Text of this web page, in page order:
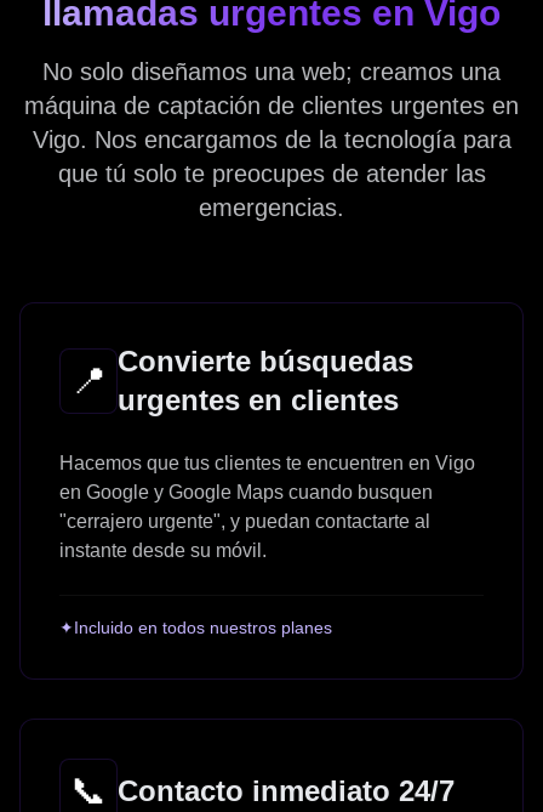
llamadas urgentes en Vigo
No solo diseñamos una web; creamos una
máquina de captación de clientes urgentes en
Vigo. Nos encargamos de la tecnología para
que tú solo te preocupes de atender las
emergencias.
📍 Convierte búsquedas
urgentes en clientes
Hacemos que tus clientes te encuentren en Vigo
en Google y Google Maps cuando busquen
"cerrajero urgente", y puedan contactarte al
instante desde su móvil.
✦Incluido en todos nuestros planes
📞 Contacto inmediato 24/7